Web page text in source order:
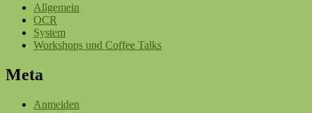
Allgemein
OCR
System
Workshops und Coffee Talks
Meta
Anmelden